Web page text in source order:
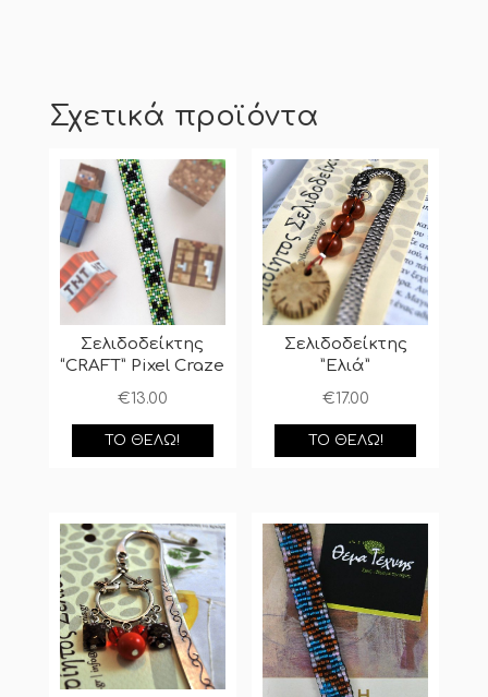
Σχετικά προϊόντα
Σελιδοδείκτης
“CRAFT” Pixel Craze
€13.00
ΤΟ ΘΈΛΩ!
Σελιδοδείκτης
”Ελιά”
€17.00
ΤΟ ΘΈΛΩ!